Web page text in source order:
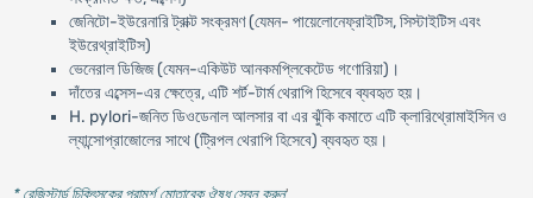
জেনিটো-ইউরেনারি ট্রাক্ট সংক্রমণ (যেমন- পায়েলোনেফ্রাইটিস, সিস্টাইটিস এবং
ইউরেথ্রাইটিস)
ভেনেরাল ডিজিজ (যেমন-একিউট আনকমপ্লিকেটেড গণোরিয়া)।
দাঁতের এব্সেস-এর ক্ষেত্রে, এটি শর্ট-টার্ম থেরাপি হিসেবে ব্যবহৃত হয়।
H. pylori-জনিত ডিওডেনাল আলসার বা এর ঝুঁকি কমাতে এটি ক্লারিথ্রোমাইসিন ও
ল্যান্সোপ্রাজোলের সাথে (ট্রিপল থেরাপি হিসেবে) ব্যবহৃত হয়।
* রেজিস্টার্ড চিকিৎসকের পরামর্শ মোতাবেক ঔষধ সেবন করুন'